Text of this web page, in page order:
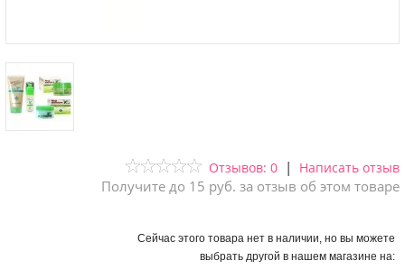
Отзывов: 0 | Написать отзыв
Получите до 15 руб. за отзыв об этом товаре
Сейчас этого товара нет в наличии, но вы можете
выбрать другой в нашем магазине на: